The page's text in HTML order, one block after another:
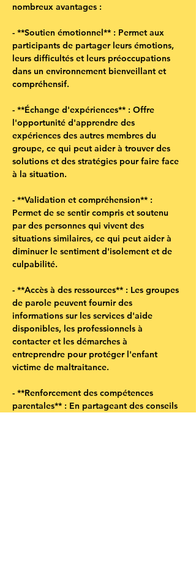
nombreux avantages :
- **Soutien émotionnel** : Permet aux
participants de partager leurs émotions,
leurs difficultés et leurs préoccupations
dans un environnement bienveillant et
compréhensif.
- **Échange d'expériences** : Offre
l'opportunité d'apprendre des
expériences des autres membres du
groupe, ce qui peut aider à trouver des
solutions et des stratégies pour faire face
à la situation.
- **Validation et compréhension** :
Permet de se sentir compris et soutenu
par des personnes qui vivent des
situations similaires, ce qui peut aider à
diminuer le sentiment d'isolement et de
culpabilité.
- **Accès à des ressources** : Les groupes
de parole peuvent fournir des
informations sur les services d'aide
disponibles, les professionnels à
contacter et les démarches à
entreprendre pour protéger l'enfant
victime de maltraitance.
- **Renforcement des compétences
parentales** : En partageant des conseils